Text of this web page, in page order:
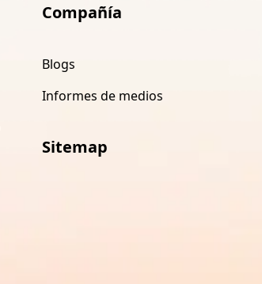
Compañía
Blogs
Informes de medios
Sitemap